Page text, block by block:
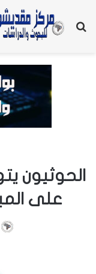
بحث
الحوثيون
على